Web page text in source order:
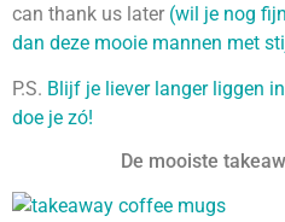
can thank us later (wil je nog
dan deze mooie mannen met
P.S. Blijf je liever langer liggen
doe je zó!
De mooiste